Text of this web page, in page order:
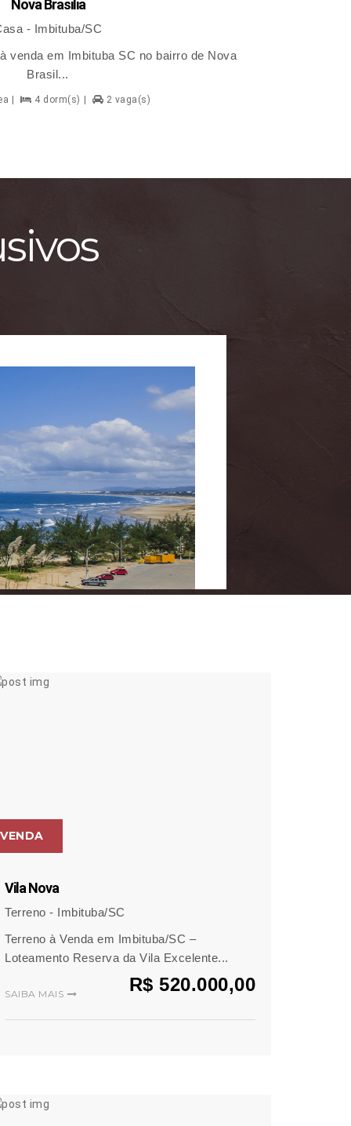
Nova Brasilia
- Imbituba/SC
venda em Imbituba SC no bairro de Nova
Brasil...
4 dorm(s) 2 vaga(s)
VENDA
Vila Nova
Terreno - Imbituba/SC
Terreno à Venda em Imbituba/SC –
Loteamento Reserva da Vila Excelente...
R$ 520.000,00
SAIBA MAIS